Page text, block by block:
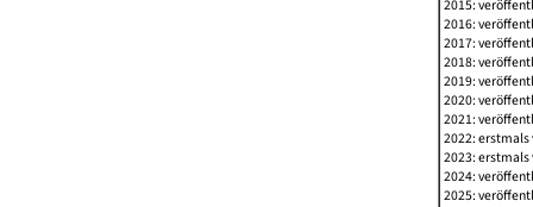
2015:
2016:
2017:
2018:
2019:
2020:
2021:
2022:
2023:
2024:
2025: